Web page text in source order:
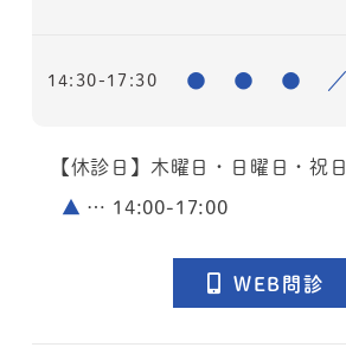
14:30-17:30 ● ● ● ／
【休診日】木曜日・日曜日・祝日
▲ … 14:00-17:00
WEB問診